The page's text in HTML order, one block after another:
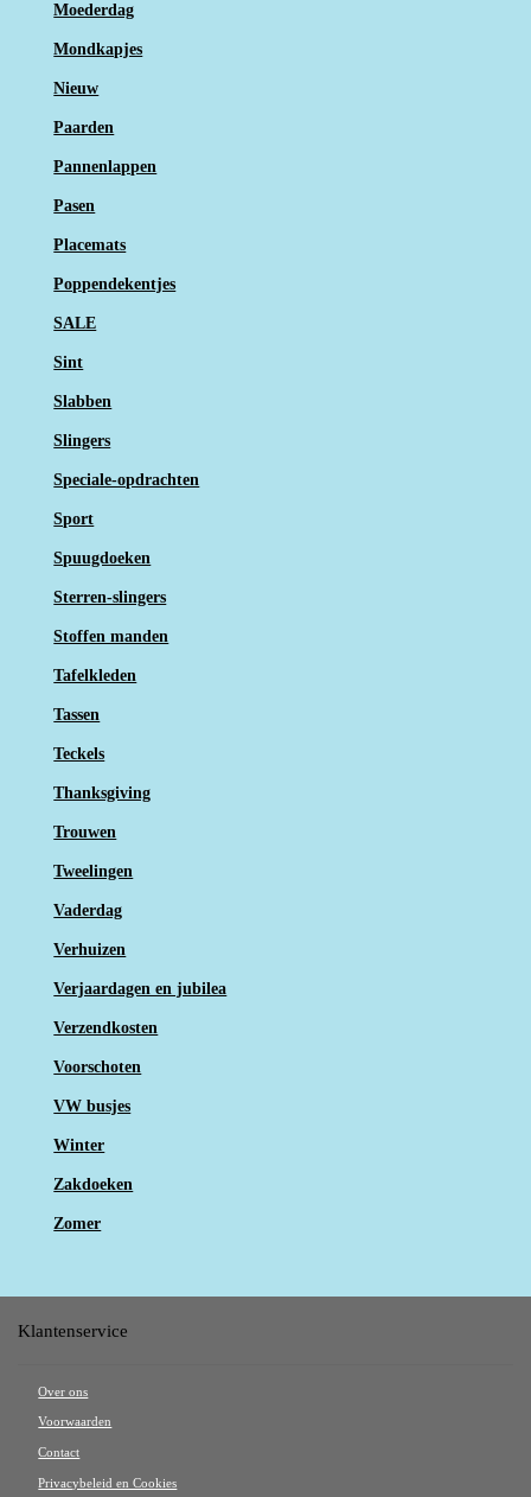
Moederdag
Mondkapjes
Nieuw
Paarden
Pannenlappen
Pasen
Placemats
Poppendekentjes
SALE
Sint
Slabben
Slingers
Speciale-opdrachten
Sport
Spuugdoeken
Sterren-slingers
Stoffen manden
Tafelkleden
Tassen
Teckels
Thanksgiving
Trouwen
Tweelingen
Vaderdag
Verhuizen
Verjaardagen en jubilea
Verzendkosten
Voorschoten
VW busjes
Winter
Zakdoeken
Zomer
Klantenservice
Over ons
Voorwaarden
Contact
Privacybeleid en Cookies